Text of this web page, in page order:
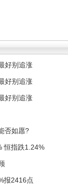
好别追涨
好别追涨
好别追涨
否如愿?
恒指跌1.24%
报2416点